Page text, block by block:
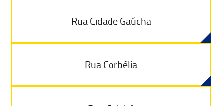
Rua Cidade Gaúcha
Rua Corbélia